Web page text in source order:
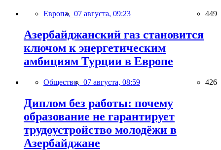
Европа, 07 августа, 09:23 449
Азербайджанский газ становится
ключом к энергетическим
амбициям Турции в Европе
Общество, 07 августа, 08:59 426
Диплом без работы: почему
образование не гарантирует
трудоустройство молодёжи в
Азербайджане